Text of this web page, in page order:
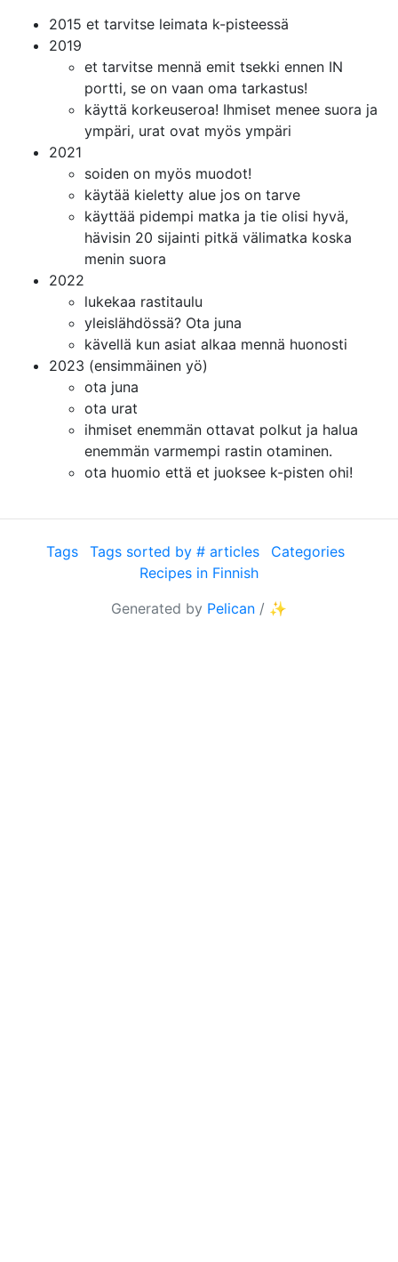
2015 et tarvitse leimata k-pisteessä
2019
et tarvitse mennä emit tsekki ennen IN
portti, se on vaan oma tarkastus!
käyttä korkeuseroa! Ihmiset menee suora ja
ympäri, urat ovat myös ympäri
2021
soiden on myös muodot!
käytää kieletty alue jos on tarve
käyttää pidempi matka ja tie olisi hyvä,
hävisin 20 sijainti pitkä välimatka koska
menin suora
2022
lukekaa rastitaulu
yleislähdössä? Ota juna
kävellä kun asiat alkaa mennä huonosti
2023 (ensimmäinen yö)
ota juna
ota urat
ihmiset enemmän ottavat polkut ja halua
enemmän varmempi rastin otaminen.
ota huomio että et juoksee k-pisten ohi!
Tags Tags sorted by # articles
Categories
Recipes in Finnish
Generated by Pelican / ✨